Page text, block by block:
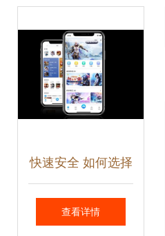
望
快速安全 如何选择
合适的网络搬砖游
查看详情